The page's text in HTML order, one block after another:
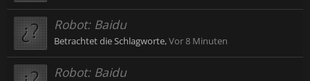
Robot: Baidu
Betrachtet die Schlagworte,Vor 8 Minuten
Robot: Baidu